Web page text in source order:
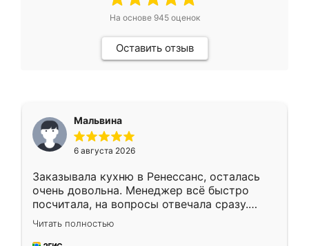
На основе 945оценок
Оставить отзыв
Мальвина
6 августа 2026
Заказывала кухню в Ренессанс, осталась
очень довольна. Менеджер всё быстро
посчитала, на вопросы отвечала сразу.
Замерщик приехал в субботу, подошёл к
делу со всей ответственностью. Собрали
Читать полностью